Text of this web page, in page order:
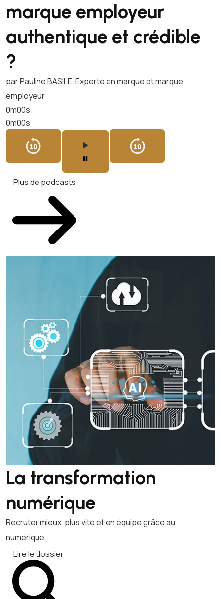
marque employeur
authentique et crédible
?
par Pauline BASILE, Experte en marque et marque
employeur
0m00s
0m00s
Plus de podcasts
La transformation
numérique
Recruter mieux, plus vite et en équipe grâce au
numérique.
Lire le dossier